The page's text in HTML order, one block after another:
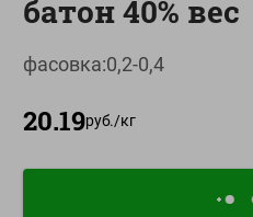
О сервисе
Настройки файлов cookie
Мой Green
доставкой и бонусной картой
батон 40% вес
фасовка:0,2-0,4
20.19руб./кг